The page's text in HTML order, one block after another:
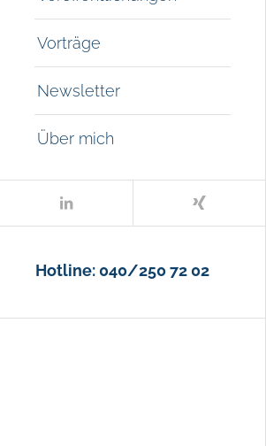
Vorträge
Newsletter
Über mich
Hotline: 040/250 72 02